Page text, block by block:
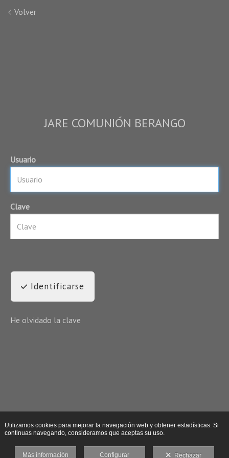
Volver
JARE COMUNIÓN BERANGO
Usuario
Clave
Identificarse
He olvidado la clave
Utilizamos cookies para mejorar la navegación web y obtener estadísticas. Si
continuas navegando, consideramos que aceptas su uso.
Más información Configurar Rechazar